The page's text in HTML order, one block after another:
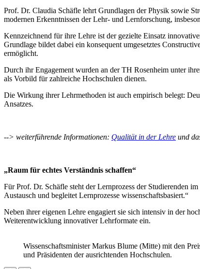
Prof. Dr. Claudia Schäfle lehrt Grundlagen der Physik sowie
modernen Erkenntnissen der Lehr- und Lernforschung,
Kennzeichnend für ihre Lehre ist der gezielte Einsatz
Grundlage bildet dabei ein konsequent umgesetztes
ermöglicht.
Durch ihr Engagement wurden an der TH Rosenheim unter
als Vorbild für zahlreiche Hochschulen dienen.
Die Wirkung ihrer Lehrmethoden ist auch empirisch belegt:
Ansatzes.
--> weiterführende Informationen: Qualität in der Lehre und
„Raum für echtes Verständnis schaffen“
Für Prof. Dr. Schäfle steht der Lernprozess der Studierenden
Austausch und begleitet Lernprozesse wissenschaftsbasiert.“
Neben ihrer eigenen Lehre engagiert sie sich intensiv in der
Weiterentwicklung innovativer Lehrformate ein.
Wissenschaftsminister Markus Blume (Mitte) mit den
und Präsidenten der ausrichtenden Hochschulen.